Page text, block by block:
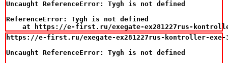
Uncaught ReferenceError: Tygh is not defined
ReferenceError: Tygh is not defined
at https://e-first.ru/exegate-ex281227rus-
https://e-first.ru/exegate-ex281227rus-kontroller-exe-
Uncaught ReferenceError: Tygh is not defined